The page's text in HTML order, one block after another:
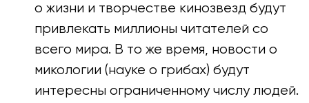
о жизни и творчестве кинозвезд будут
привлекать миллионы читателей со
всего мира. В то же время, новости о
микологии (науке о грибах) будут
интересны ограниченному числу людей.